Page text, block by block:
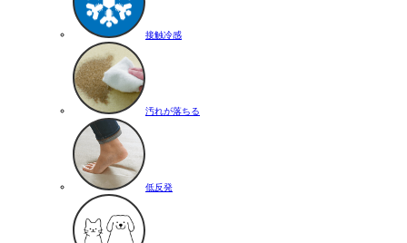
接触冷感
汚れが落ちる
低反発